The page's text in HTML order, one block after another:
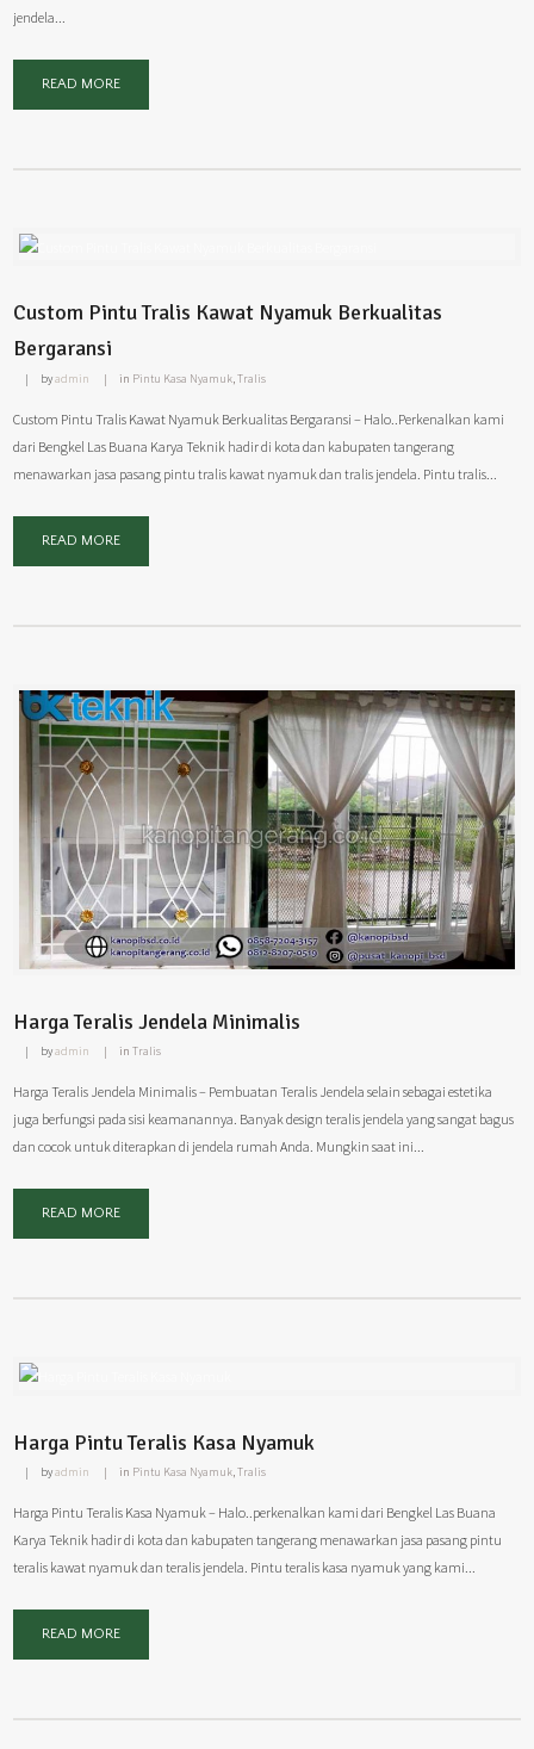
jendela...
READ MORE
Custom Pintu Tralis Kawat Nyamuk Berkualitas
Bergaransi
byadmin in Pintu Kasa Nyamuk, Tralis
Custom Pintu Tralis Kawat Nyamuk Berkualitas Bergaransi – Halo..Perkenalkan kami
dari Bengkel Las Buana Karya Teknik hadir di kota dan kabupaten tangerang
menawarkan jasa pasang pintu tralis kawat nyamuk dan tralis jendela. Pintu tralis...
READ MORE
Harga Teralis Jendela Minimalis
byadmin in Tralis
Harga Teralis Jendela Minimalis – Pembuatan Teralis Jendela selain sebagai estetika
juga berfungsi pada sisi keamanannya. Banyak design teralis jendela yang sangat bagus
dan cocok untuk diterapkan di jendela rumah Anda. Mungkin saat ini...
READ MORE
Harga Pintu Teralis Kasa Nyamuk
byadmin in Pintu Kasa Nyamuk, Tralis
Harga Pintu Teralis Kasa Nyamuk – Halo..perkenalkan kami dari Bengkel Las Buana
Karya Teknik hadir di kota dan kabupaten tangerang menawarkan jasa pasang pintu
teralis kawat nyamuk dan teralis jendela. Pintu teralis kasa nyamuk yang kami...
READ MORE